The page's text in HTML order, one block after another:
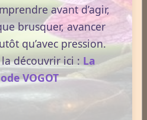
et transpiration.
avant d’agir,
brusquer, avancer
qu’avec pression.
découvrir ici : La
VOGOT